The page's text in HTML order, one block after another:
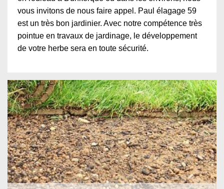
vous invitons de nous faire appel. Paul élagage 59
est un très bon jardinier. Avec notre compétence très
pointue en travaux de jardinage, le développement
de votre herbe sera en toute sécurité.